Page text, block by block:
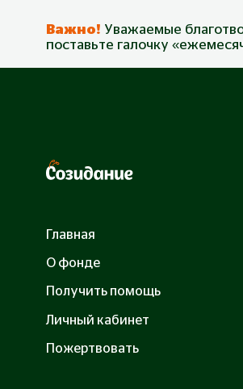
Важно! Уважаемые
поставьте галочку
Главная
О фонде
Получить помощь
Личный кабинет
Пожертвовать